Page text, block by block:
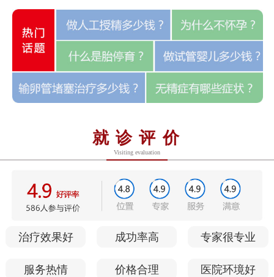
就诊评价
Visiting evaluation
治疗效果好 成功率高 专家很专业
服务热情 价格合理 医院环境好